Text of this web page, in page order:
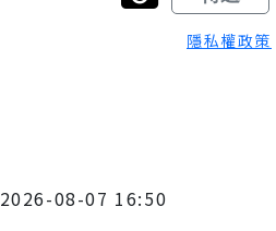
隱私權政策
2026-08-07 16:50